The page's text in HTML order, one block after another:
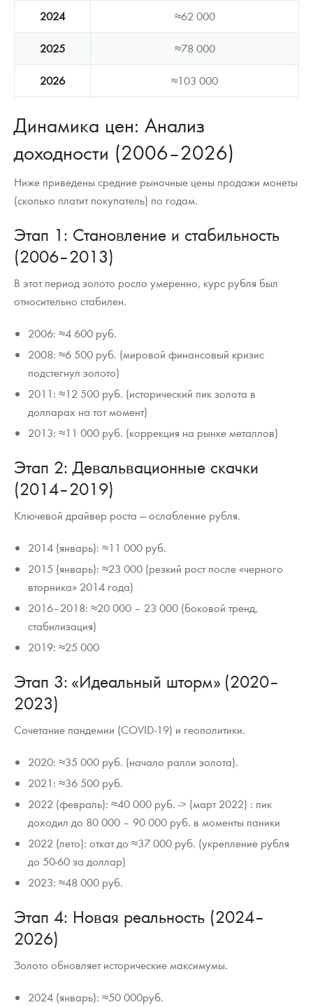
2024 ≈62 000
2025 ≈78 000
2026 ≈103 000
Динамика цен: Анализ
доходности (2006–2026)
Ниже приведены средние рыночные цены продажи монеты
(сколько платит покупатель) по годам.
Этап 1: Становление и стабильность
(2006–2013)
В этот период золото росло умеренно, курс рубля был
относительно стабилен.
2006: ≈4 600 руб.
2008: ≈6 500 руб. (мировой финансовый кризис
подстегнул золото)
2011: ≈12 500 руб. (исторический пик золота в
долларах на тот момент)
2013: ≈11 000 руб. (коррекция на рынке металлов)
Этап 2: Девальвационные скачки
(2014–2019)
Ключевой драйвер роста — ослабление рубля.
2014 (январь): ≈11 000 руб.
2015 (январь): ≈23 000 (резкий рост после «черного
вторника» 2014 года)
2016–2018: ≈20 000 – 23 000 (боковой тренд,
стабилизация)
2019: ≈25 000
Этап 3: «Идеальный шторм» (2020–
2023)
Сочетание пандемии (COVID-19) и геополитики.
2020: ≈35 000 руб. (начало ралли золота).
2021: ≈36 500 руб.
2022 (февраль): ≈40 000 руб. -> (март 2022) : пик
доходил до 80 000 – 90 000 руб. в моменты паники
2022 (лето): откат до ≈37 000 руб. (укрепление рубля
до 50-60 за доллар)
2023: ≈48 000 руб.
Этап 4: Новая реальность (2024–
2026)
Золото обновляет исторические максимумы.
2024 (январь): ≈50 000руб.